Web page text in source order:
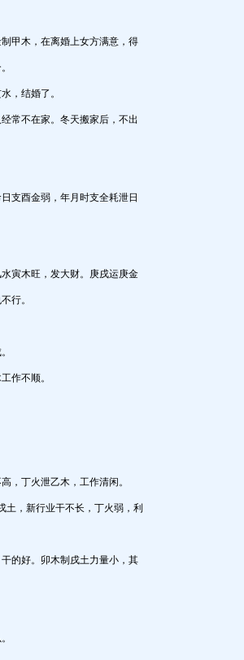
甲木，在离婚上女方满意，得
，结婚了。
常不在家。冬天搬家后，不出
支酉金弱，年月时支全耗泄日
水寅木旺，发大财。庚戌运庚金
行。
作不顺。
，丁火泄乙木，工作清闲。
土，新行业干不长，丁火弱，利
的好。卯木制戌土力量小，其